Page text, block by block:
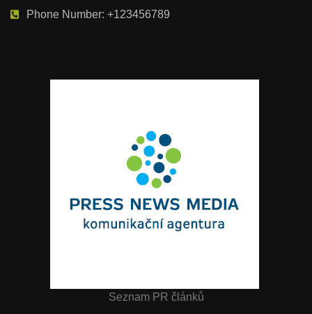
Phone Number: +123456789
Seznam PR článků